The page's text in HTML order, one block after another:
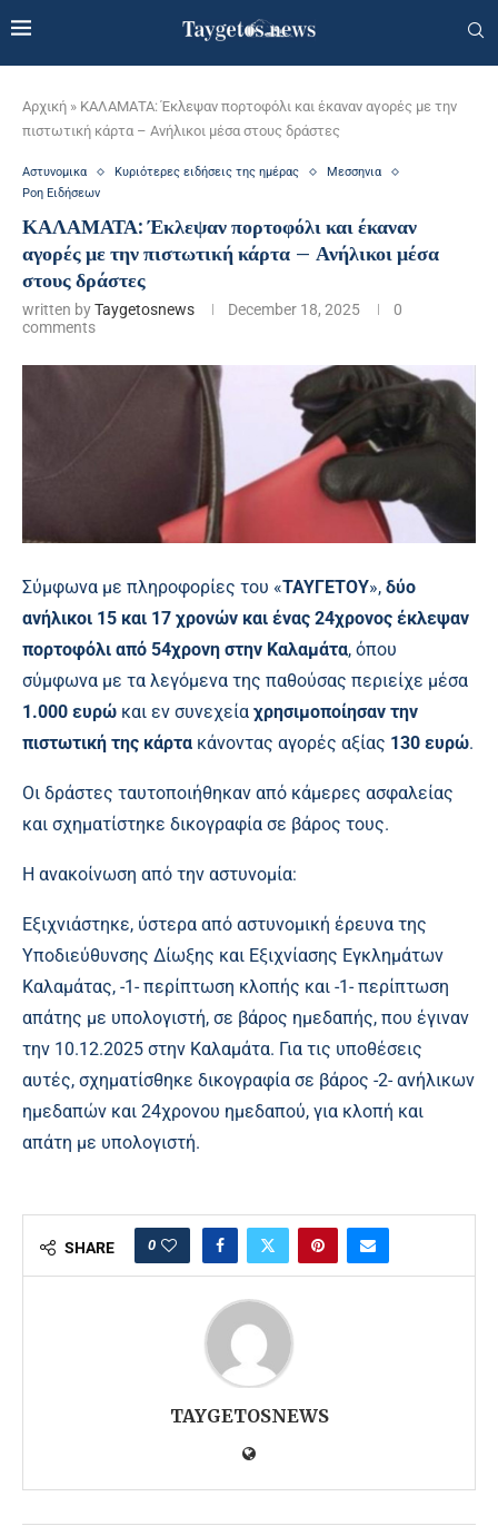
Αρχική » ΚΑΛΑΜΑΤΑ: Έκλεψαν πορτοφόλι και έκαναν αγορές με την
πιστωτική κάρτα – Ανήλικοι μέσα στους δράστες
Αστυνομικα Κυριότερες ειδήσεις της ημέρας
Μεσσηνια
Ροη Ειδήσεων
ΚΑΛΑΜΑΤΑ: Έκλεψαν πορτοφόλι και έκαναν
αγορές με την πιστωτική κάρτα – Ανήλικοι μέσα
στους δράστες
written byTaygetosnews December 18, 2025
0
comments
Σύμφωνα με πληροφορίες του «ΤΑΥΓΕΤΟΥ», δύο
ανήλικοι 15 και 17 χρονών και ένας 24χρονος έκλεψαν
πορτοφόλι από 54χρονη στην Καλαμάτα, όπου
σύμφωνα με τα λεγόμενα της παθούσας περιείχε μέσα
1.000 ευρώ και εν συνεχεία χρησιμοποίησαν την
πιστωτική της κάρτα κάνοντας αγορές αξίας 130 ευρώ.
Οι δράστες ταυτοποιήθηκαν από κάμερες ασφαλείας
και σχηματίστηκε δικογραφία σε βάρος τους.
Η ανακοίνωση από την αστυνομία:
Εξιχνιάστηκε, ύστερα από αστυνομική έρευνα της
Υποδιεύθυνσης Δίωξης και Εξιχνίασης Εγκλημάτων
Καλαμάτας, -1- περίπτωση κλοπής και -1- περίπτωση
απάτης με υπολογιστή, σε βάρος ημεδαπής, που έγιναν
την 10.12.2025 στην Καλαμάτα. Για τις υποθέσεις
αυτές, σχηματίσθηκε δικογραφία σε βάρος -2- ανήλικων
ημεδαπών και 24χρονου ημεδαπού, για κλοπή και
απάτη με υπολογιστή.
SHARE 0
TAYGETOSNEWS